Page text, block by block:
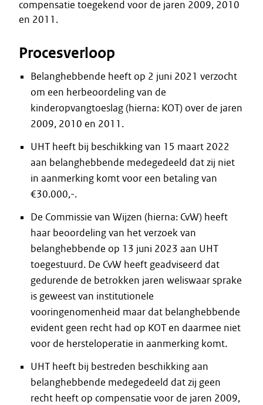
compensatie toegekend voor de jaren 2009, 2010
en 2011.
Procesverloop
Belanghebbende heeft op 2 juni 2021 verzocht
om een herbeoordeling van de
kinderopvangtoeslag (hierna: KOT) over de jaren
2009, 2010 en 2011.
UHT heeft bij beschikking van 15 maart 2022
aan belanghebbende medegedeeld dat zij niet
in aanmerking komt voor een betaling van
€30.000,-.
De Commissie van Wijzen (hierna: CvW) heeft
haar beoordeling van het verzoek van
belanghebbende op 13 juni 2023 aan UHT
toegestuurd. De CvW heeft geadviseerd dat
gedurende de betrokken jaren weliswaar sprake
is geweest van institutionele
vooringenomenheid maar dat belanghebbende
evident geen recht had op KOT en daarmee niet
voor de hersteloperatie in aanmerking komt.
UHT heeft bij bestreden beschikking aan
belanghebbende medegedeeld dat zij geen
recht heeft op compensatie voor de jaren 2009,